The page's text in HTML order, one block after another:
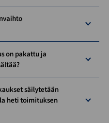
on pakattu ja
säilytetään
heti toimituksen